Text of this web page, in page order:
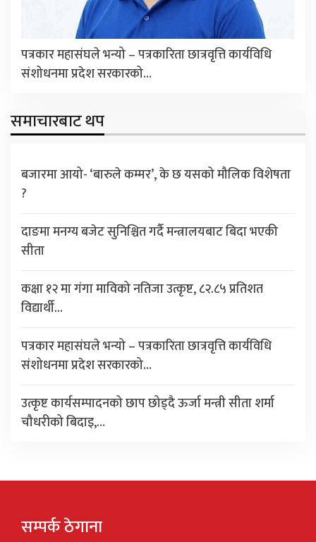
पत्रकार महासंघले भन्यो – पत्रकारिता छात्रवृत्ति कार्यविधि
संशोधनमा प्रदेश सरकारको…
समाचारबाट थप
बजारमा आयो- ‘बारुले कम्मर’, के छ यसको मौलिक विशेषता
?
दाङमा मनग्य बजेट सुनिश्चित गर्दै मन्त्रालयबाट बिदा भएकी
सीता
कक्षा १२ मा गंगा माविको नतिजा उत्कृष्ट, ८२.८५ प्रतिशत
विद्यार्थी…
पत्रकार महासंघले भन्यो – पत्रकारिता छात्रवृत्ति कार्यविधि
संशोधनमा प्रदेश सरकारको…
उत्कृष्ट कार्यसम्पादनको छाप छोड्दै ऊर्जा मन्त्री सीता शर्मा
चौधरीको बिदाइ,…
सम्पर्क ठेगाना